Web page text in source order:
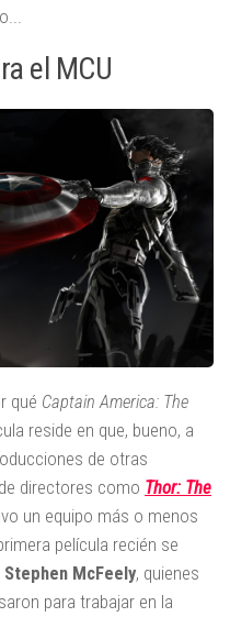
el MCU
qué Captain America: The
reside en que, bueno, a
de otras
directores como Thor: The
un equipo más o menos
película recién se
Stephen McFeely, quienes
para trabajar en la